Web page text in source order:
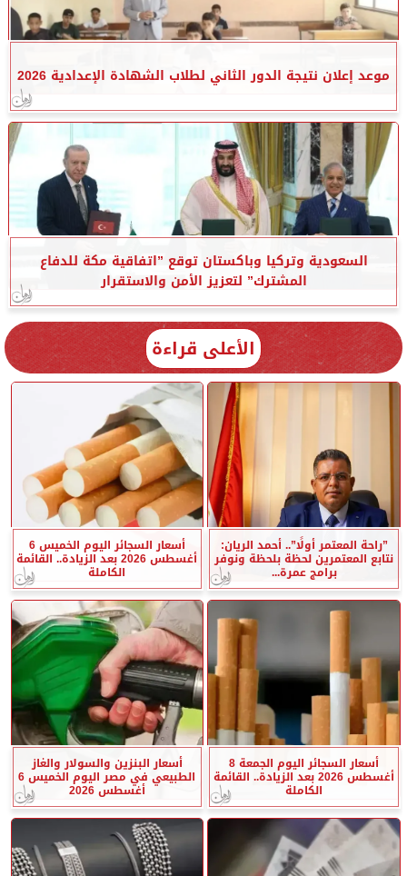
موعد إعلان نتيجة الدور الثاني لطلاب الشهادة الإعدادية 2026
السعودية وتركيا وباكستان توقع ”اتفاقية مكة للدفاع
المشترك” لتعزيز الأمن والاستقرار
الأعلى قراءة
”راحة المعتمر أولًا”.. أحمد الريان:
نتابع المعتمرين لحظة بلحظة ونوفر
برامج عمرة...
أسعار السجائر اليوم الخميس 6
أغسطس 2026 بعد الزيادة.. القائمة
الكاملة
أسعار السجائر اليوم الجمعة 8
أغسطس 2026 بعد الزيادة.. القائمة
الكاملة
أسعار البنزين والسولار والغاز
الطبيعي في مصر اليوم الخميس 6
أغسطس 2026